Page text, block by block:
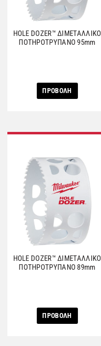
HOLE DOZER™ ΔΙΜΕΤΑΛΛΙΚΟ
ΠΟΤΗΡΟΤΡΥΠΑΝΟ 95mm
ΠΡΟΒΟΛΗ
HOLE DOZER™ ΔΙΜΕΤΑΛΛΙΚΟ
ΠΟΤΗΡΟΤΡΥΠΑΝΟ 89mm
ΠΡΟΒΟΛΗ